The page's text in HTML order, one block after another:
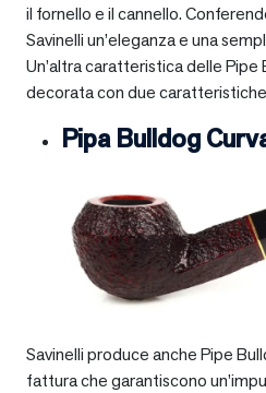
il fornello e il cannello.
Savinelli un’eleganza e una
Un’altra caratteristica delle
decorata con due
Pipa Bulldog
Savinelli produce anche Pipe
fattura che garantiscono